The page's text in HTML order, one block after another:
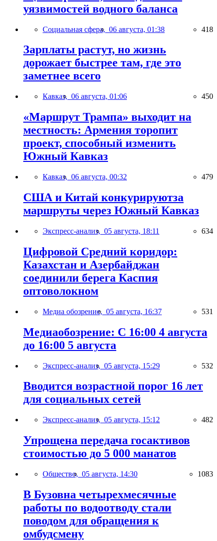
уязвимостей водного баланса
Социальная сфера, 06 августа, 01:38 418
Зарплаты растут, но жизнь
дорожает быстрее там, где это
заметнее всего
Кавказ, 06 августа, 01:06 450
«Маршрут Трампа» выходит на
местность: Армения торопит
проект, способный изменить
Южный Кавказ
Кавказ, 06 августа, 00:32 479
США и Китай конкурируютза
маршруты через Южный Кавказ
Экспресс-анализ, 05 августа, 18:11 634
Цифровой Средний коридор:
Казахстан и Азербайджан
соединили берега Каспия
оптоволокном
Медиа обозрение, 05 августа, 16:37 531
Медиаобозрение: С 16:00 4 августа
до 16:00 5 августа
Экспресс-анализ, 05 августа, 15:29 532
Вводится возрастной порог 16 лет
для социальных сетей
Экспресс-анализ, 05 августа, 15:12 482
Упрощена передача госактивов
стоимостью до 5 000 манатов
Общество, 05 августа, 14:30 1083
В Бузовна четырехмесячные
работы по водоотводу стали
поводом для обращения к
омбудсмену